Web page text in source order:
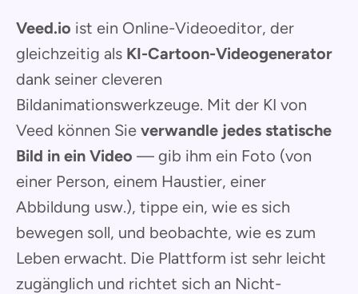
Veed.io ist ein Online-Videoeditor, der
gleichzeitig als KI-Cartoon-Videogenerator
dank seiner cleveren
Bildanimationswerkzeuge. Mit der KI von
Veed können Sie verwandle jedes statische
Bild in ein Video — gib ihm ein Foto (von
einer Person, einem Haustier, einer
Abbildung usw.), tippe ein, wie es sich
bewegen soll, und beobachte, wie es zum
Leben erwacht. Die Plattform ist sehr leicht
zugänglich und richtet sich an Nicht-